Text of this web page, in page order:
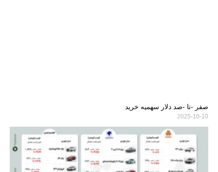
صفر -تا -صد دلار سهمیه خرید
2025-10-10